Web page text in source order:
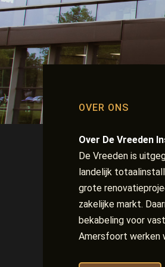
OVER ONS
Over De Vreeden
De Vreeden is
landelijk
grote
zakelijke markt.
bekabeling voor
Amersfoort werken